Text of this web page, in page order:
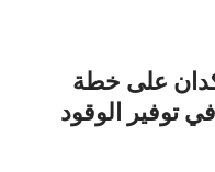
على خطة
توفير الوقود